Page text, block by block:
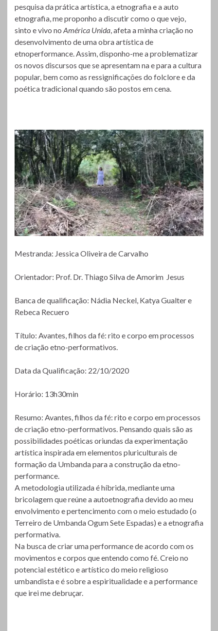
pesquisa da prática artística, a etnografia e a auto
etnografia, me proponho a discutir como o que vejo,
sinto e vivo no América Unida , afeta a minha criação no
desenvolvimento de uma obra artística de
etnoperformance. Assim, disponho-me a problematizar
os novos discursos que se apresentam na e para a cultura
popular, bem como as ressignificações do folclore e da
poética tradicional quando são postos em cena.
Mestranda: Jessica Oliveira de Carvalho
Orientador: Prof. Dr. Thiago Silva de Amorim Jesus
Banca de qualificação: Nádia Neckel, Katya Gualter e
Rebeca Recuero
Título: Avantes, filhos da fé: rito e corpo em processos
de criação etno-performativos.
Data da Qualificação: 22/10/2020
Horário: 13h30min
Resumo: Avantes, filhos da fé: rito e corpo em processos
de criação etno-performativos. Pensando quais são as
possibilidades poéticas oriundas da experimentação
artística inspirada em elementos pluriculturais de
formação da Umbanda para a construção da etno-
performance.
A metodologia utilizada é híbrida, mediante uma
bricolagem que reúne a autoetnografia devido ao meu
envolvimento e pertencimento com o meio estudado (o
Terreiro de Umbanda Ogum Sete Espadas) e a etnografia
performativa.
Na busca de criar uma performance de acordo com os
movimentos e corpos que entendo como fé. Creio no
potencial estético e artístico do meio religioso
umbandista e é sobre a espiritualidade e a performance
que irei me debruçar.